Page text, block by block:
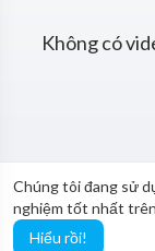
Chúng tôi đang sử
nghiệm tốt nhất
Hiểu rồi!
Không có